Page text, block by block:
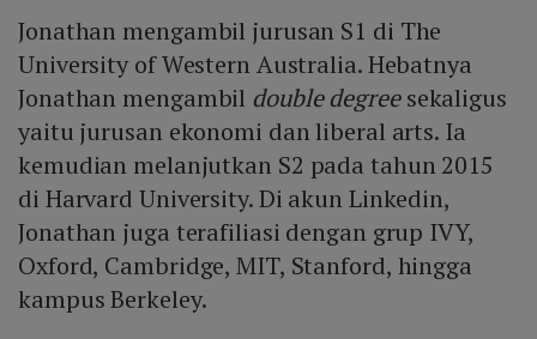
Jonathan mengambil jurusan S1 di The
University of Western Australia. Hebatnya
Jonathan mengambil double degreesekaligus
yaitu jurusan ekonomi dan liberal arts. Ia
kemudian melanjutkan S2 pada tahun 2015
di Harvard University. Di akun Linkedin,
Jonathan juga terafiliasi dengan grup IVY,
Oxford, Cambridge, MIT, Stanford, hingga
kampus Berkeley.